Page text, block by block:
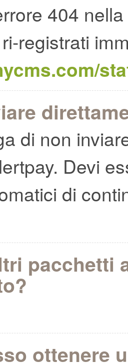
404
registrati
di non
Devi
di
pacchetti
ottenere